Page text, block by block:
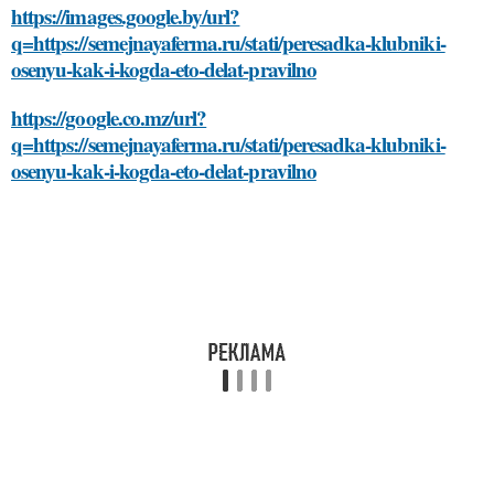
https://images.google.by/url?
q=https://semejnayaferma.ru/stati/peresadka-klubniki-
osenyu-kak-i-kogda-eto-delat-pravilno
https://google.co.mz/url?
q=https://semejnayaferma.ru/stati/peresadka-klubniki-
osenyu-kak-i-kogda-eto-delat-pravilno